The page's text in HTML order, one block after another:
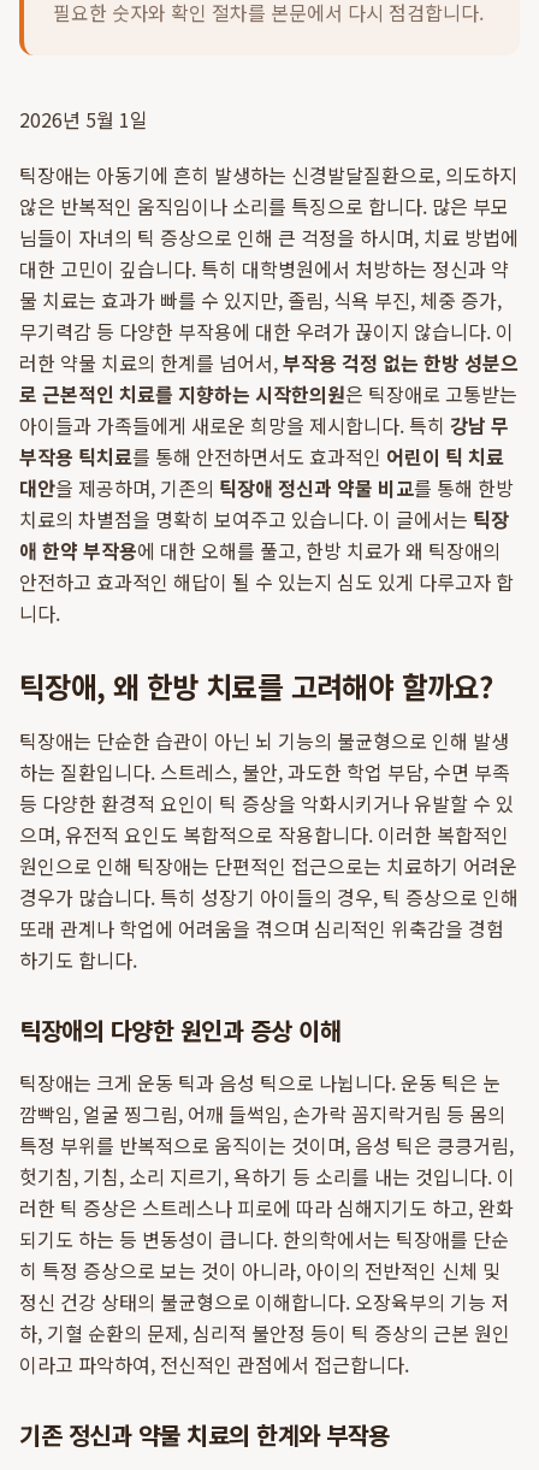
필요한 숫자와 확인 절차를 본문에서 다시 점검합니다.
2026년 5월 1일
틱장애는 아동기에 흔히 발생하는 신경발달질환으로, 의도하지
않은 반복적인 움직임이나 소리를 특징으로 합니다. 많은 부모
님들이 자녀의 틱 증상으로 인해 큰 걱정을 하시며, 치료 방법에
대한 고민이 깊습니다. 특히 대학병원에서 처방하는 정신과 약
물 치료는 효과가 빠를 수 있지만, 졸림, 식욕 부진, 체중 증가,
무기력감 등 다양한 부작용에 대한 우려가 끊이지 않습니다. 이
러한 약물 치료의 한계를 넘어서,부작용 걱정 없는 한방 성분으
로 근본적인 치료를 지향하는 시작한의원은 틱장애로 고통받는
아이들과 가족들에게 새로운 희망을 제시합니다. 특히 강남 무
부작용 틱치료를 통해 안전하면서도 효과적인 어린이 틱 치료
대안을 제공하며, 기존의 틱장애 정신과 약물 비교를 통해 한방
치료의 차별점을 명확히 보여주고 있습니다. 이 글에서는 틱장
애 한약 부작용에 대한 오해를 풀고, 한방 치료가 왜 틱장애의
안전하고 효과적인 해답이 될 수 있는지 심도 있게 다루고자 합
니다.
틱장애, 왜 한방 치료를 고려해야 할까요?
틱장애는 단순한 습관이 아닌 뇌 기능의 불균형으로 인해 발생
하는 질환입니다. 스트레스, 불안, 과도한 학업 부담, 수면 부족
등 다양한 환경적 요인이 틱 증상을 악화시키거나 유발할 수 있
으며, 유전적 요인도 복합적으로 작용합니다. 이러한 복합적인
원인으로 인해 틱장애는 단편적인 접근으로는 치료하기 어려운
경우가 많습니다. 특히 성장기 아이들의 경우, 틱 증상으로 인해
또래 관계나 학업에 어려움을 겪으며 심리적인 위축감을 경험
하기도 합니다.
틱장애의 다양한 원인과 증상 이해
틱장애는 크게 운동 틱과 음성 틱으로 나뉩니다. 운동 틱은 눈
깜빡임, 얼굴 찡그림, 어깨 들썩임, 손가락 꼼지락거림 등 몸의
특정 부위를 반복적으로 움직이는 것이며, 음성 틱은 킁킁거림,
헛기침, 기침, 소리 지르기, 욕하기 등 소리를 내는 것입니다. 이
러한 틱 증상은 스트레스나 피로에 따라 심해지기도 하고, 완화
되기도 하는 등 변동성이 큽니다. 한의학에서는 틱장애를 단순
히 특정 증상으로 보는 것이 아니라, 아이의 전반적인 신체 및
정신 건강 상태의 불균형으로 이해합니다. 오장육부의 기능 저
하, 기혈 순환의 문제, 심리적 불안정 등이 틱 증상의 근본 원인
이라고 파악하여, 전신적인 관점에서 접근합니다.
기존 정신과 약물 치료의 한계와 부작용